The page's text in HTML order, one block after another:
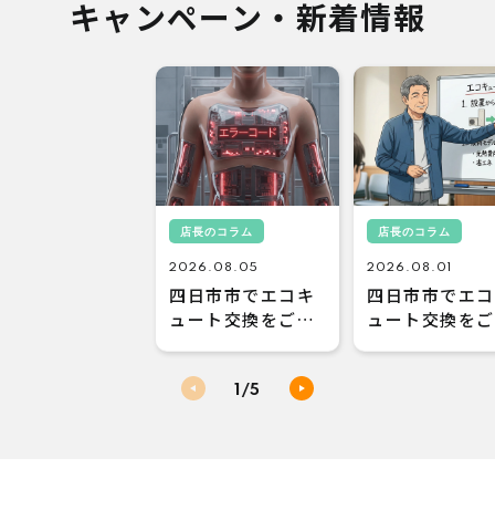
キャンペーン・新着情報
店長のコラム
2026.08.05
四日市市でエコキ
ュート交換をご検
ードが出たらどう
店長のコラム
2026.08.01
四日市市でエ
ュート交換を
/5